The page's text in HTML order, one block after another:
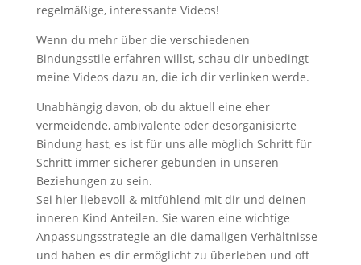
regelmäßige, interessante Videos!
Wenn du mehr über die verschiedenen
Bindungsstile erfahren willst, schau dir unbedingt
meine Videos dazu an, die ich dir verlinken werde.
Unabhängig davon, ob du aktuell eine eher
vermeidende, ambivalente oder desorganisierte
Bindung hast, es ist für uns alle möglich Schritt für
Schritt immer sicherer gebunden in unseren
Beziehungen zu sein.
Sei hier liebevoll & mitfühlend mit dir und deinen
inneren Kind Anteilen. Sie waren eine wichtige
Anpassungsstrategie an die damaligen Verhältnisse
und haben es dir ermöglicht zu überleben und oft